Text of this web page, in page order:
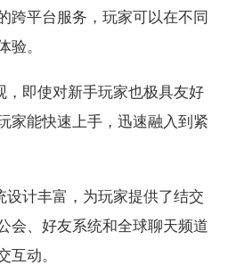
跨平台服务，玩家可以在不同
验。
，即使对新手玩家也极具友好
家能快速上手，迅速融入到紧
设计丰富，为玩家提供了结交
会、好友系统和全球聊天频道
互动。